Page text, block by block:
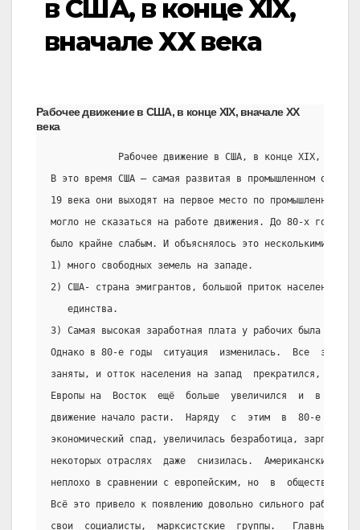
в США, в конце XIX,
вначале XX века
Рабочее движение в США, в конце XIX, вначале XX
века
Рабочее движение в США, в конце XIX,
В это время США – самая развитая в промышленном
19 века они выходят на первое место по промышленному
могло не сказаться на работе движения. До 80-х годов
было крайне слабым. И объяснялось это несколькими
1) много свободных земель на западе.
2) США- страна эмигрантов, большой приток населения.
   единства.
3) Самая высокая заработная плата у рабочих была
Однако в 80-е годы  ситуация  изменилась.  Все  земли
заняты, и отток населения на запад  прекратился,  но
Европы на  Восток  ещё  больше  увеличился  и  в
движение начало расти.  Наряду  с  этим  в  80-е  года
экономический спад, увеличилась безработица,
некоторых отраслях  даже  снизилась.  Американский
неплохо в сравнении с европейским, но  в  обществе
Всё это привело к появлению довольно сильного
свои  социалисты,  марксистские  группы.   Главным